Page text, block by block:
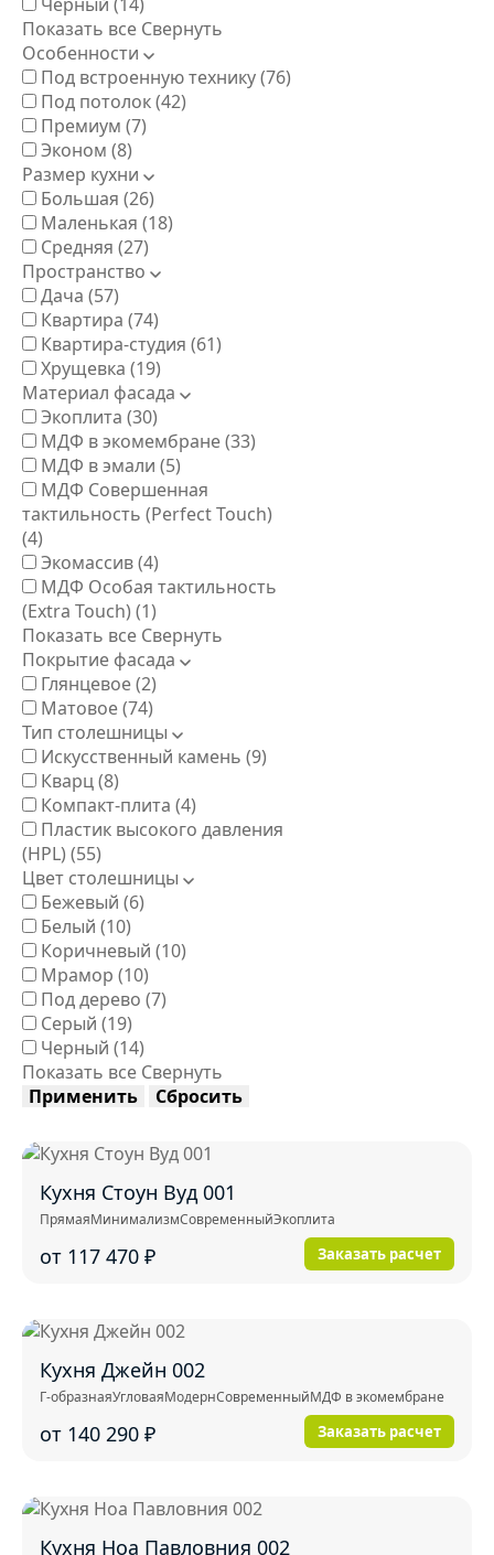
Показать все Свернуть
Особенности
Под встроенную технику(76)
Под потолок(42)
Премиум (7)
Эконом (8)
Размер кухни
Большая (26)
Маленькая (18)
Средняя (27)
Пространство
Дача (57)
Квартира (74)
Квартира-студия (61)
Хрущевка (19)
Материал фасада
Экоплита (30)
МДФ в экомембране(33)
МДФ в эмали (5)
МДФ Совершенная
тактильность (Perfect Touch)
(4)
Экомассив(4)
МДФ Особая тактильность
(Extra Touch) (1)
Показать все Свернуть
Покрытие фасада
Глянцевое(2)
Матовое(74)
Тип столешницы
Искусственный камень (9)
Кварц(8)
Компакт-плита (4)
Пластик высокого давления
(HPL) (55)
Цвет столешницы
Бежевый (6)
Белый (10)
Коричневый (10)
Мрамор (10)
Под дерево (7)
Серый (19)
Черный (14)
Показать все Свернуть
Применить
Сбросить
Кухня Стоун Вуд 001
ПрямаяМинимализмСовременныйЭкоплита
от 117 470 ₽ Заказать расчет
Кухня Джейн 002
Г-образнаяУгловаяМодернСовременныйМДФ в экомембране
от 140 290 ₽ Заказать расчет
Кухня Ноа Павловния 002